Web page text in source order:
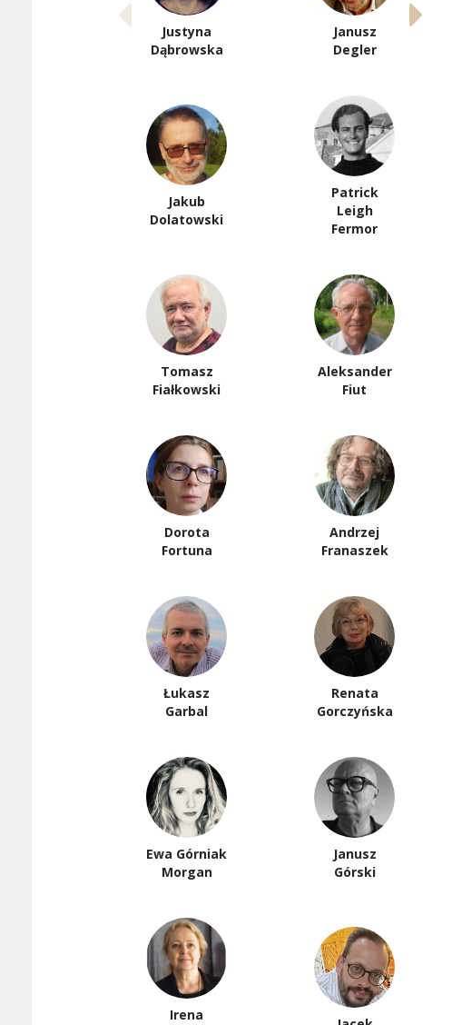
Justyna
Dąbrowska
Janusz
Degler
Jakub
Dolatowski
Patrick
Leigh
Fermor
Tomasz
Fiałkowski
Aleksander
Fiut
Dorota
Fortuna
Andrzej
Franaszek
Łukasz
Garbal
Renata
Gorczyńska
Ewa Górniak
Morgan
Janusz
Górski
Irena